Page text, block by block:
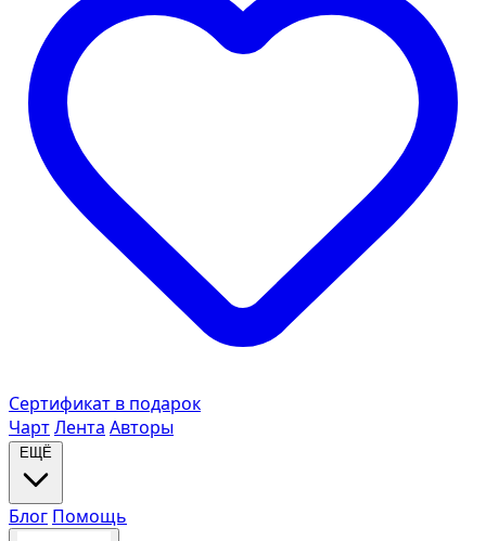
Сертификат в подарок
ЧартЛента Авторы
ЕЩЁ
Блог Помощь